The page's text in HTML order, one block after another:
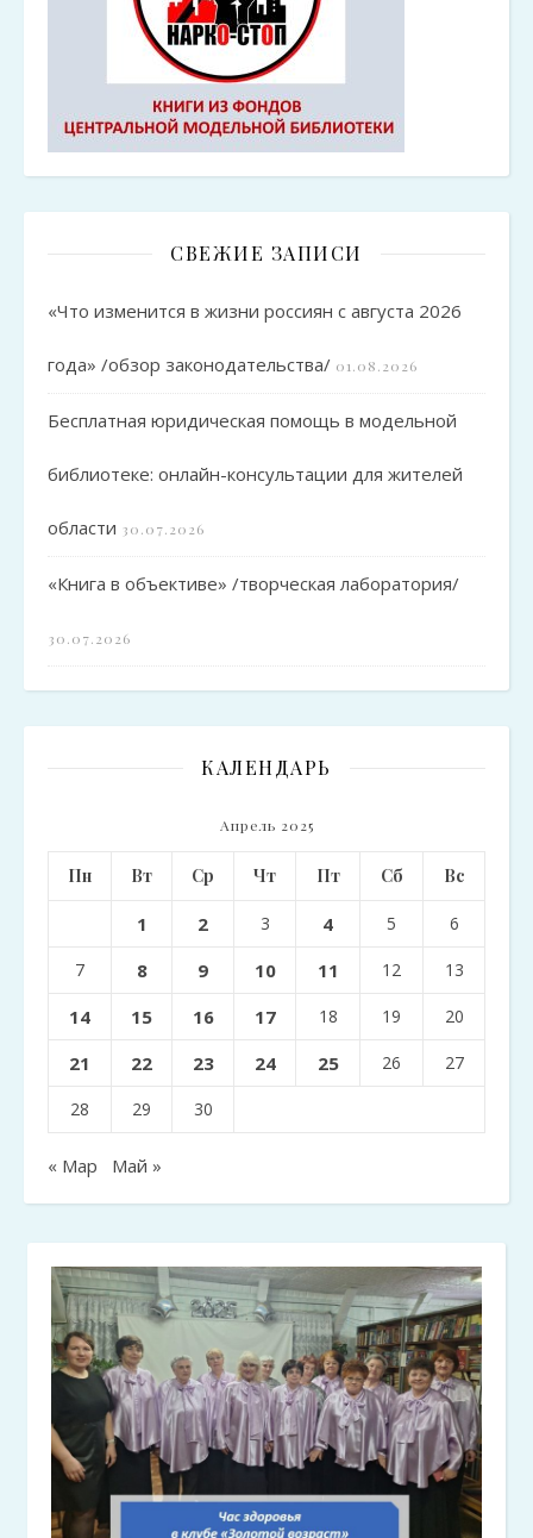
СВЕЖИЕ ЗАПИСИ
«Что изменится в жизни россиян с августа 2026
года» /обзор законодательства/ 01.08.2026
Бесплатная юридическая помощь в модельной
библиотеке: онлайн-консультации для жителей
области 30.07.2026
«Книга в объективе» /творческая лаборатория/
30.07.2026
КАЛЕНДАРЬ
Апрель 2025
Пн Вт Ср Чт Пт Сб Вс
1 2 3 4 5 6
7 8 9 10 11 12 13
14 15 16 17 18 19 20
21 22 23 24 25 26 27
28 29 30
« Мар Май »